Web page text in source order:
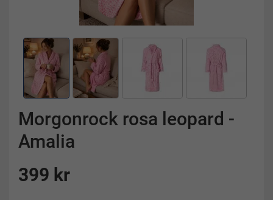
Morgonrock rosa leopard -
Amalia
399 kr